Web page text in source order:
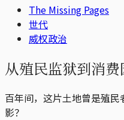
The Missing Pages
世代
威权政治
从殖民监狱到消
百年间，这片土地曾是殖
影？